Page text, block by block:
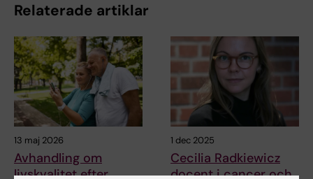
Relaterade artiklar
13 maj 2026
Avhandling om
livskvalitet efter
1 dec 2025
Cecilia Radkiewicz
docent i cancer och